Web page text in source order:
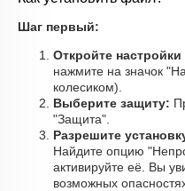
Шаг первый:
Откройте настройки
нажмите на значок
колесиком).
Выберите защиту:
"Защита".
Разрешите
Найдите опцию
активируйте её. Вы
возможных